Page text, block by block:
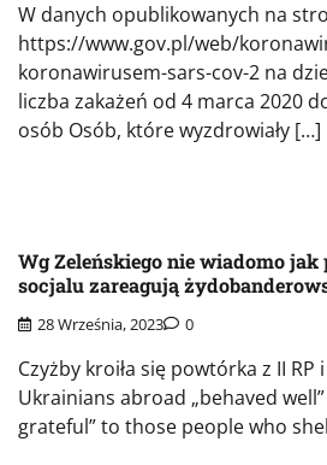
W danych opublikowanych na
https://www.gov.pl/web/
koronawirusem-sars-cov-2 na
liczba zakażeń od 4 marca 2020
osób Osób, które wyzdrowiały […]
Wg Zeleńskiego nie wiadomo jak
socjalu zareagują
28 Września, 2023 0
Czyżby kroiła się powtórka z II
Ukrainians abroad „behaved
grateful” to those people who